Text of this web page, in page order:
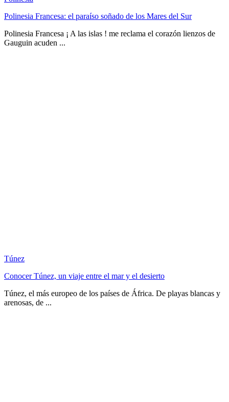
Polinesia Francesa: el paraíso soñado de los Mares del Sur
Polinesia Francesa ¡ A las islas ! me reclama el corazón lienzos de
Gauguin acuden ...
Túnez
Conocer Túnez, un viaje entre el mar y el desierto
Túnez, el más europeo de los países de África. De playas blancas y
arenosas, de ...